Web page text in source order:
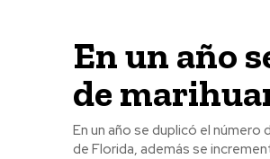
En un año
de
En un año se duplicó el
de Florida, además se